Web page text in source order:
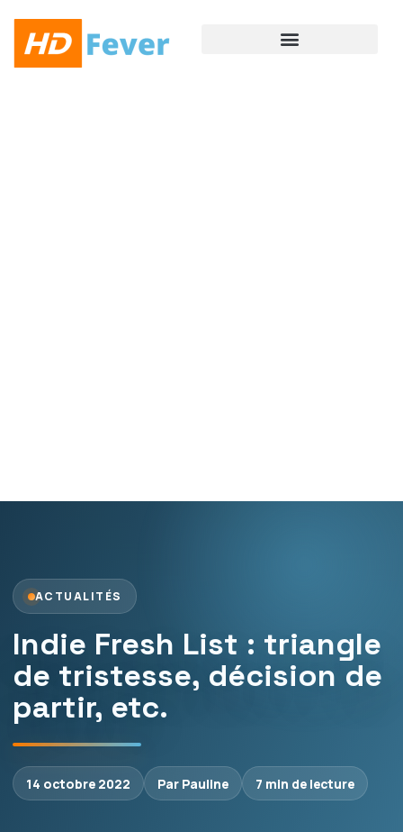
ACTUALITÉS
Indie Fresh List : triangle
de tristesse, décision de
partir, etc.
14 octobre 2022 Par Pauline 7 min de lecture